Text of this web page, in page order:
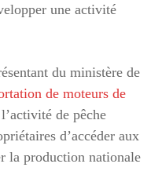
une activité
du ministère de
de moteurs de
de pêche
d’accéder aux
la production nationale